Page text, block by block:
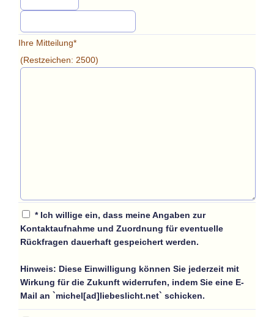
Ihre Mitteilung*
(Restzeichen: 2500)
* Ich willige ein, dass meine Angaben zur
Kontaktaufnahme und Zuordnung für eventuelle
Rückfragen dauerhaft gespeichert werden.
Hinweis: Diese Einwilligung können Sie jederzeit mit
Wirkung für die Zukunft widerrufen, indem Sie eine E-
Mail an `michel[ad]liebeslicht.net` schicken.